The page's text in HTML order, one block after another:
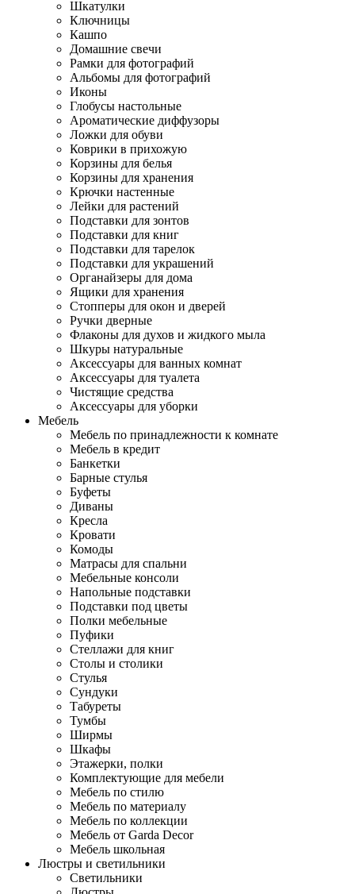
Шкатулки
Ключницы
Кашпо
Домашние свечи
Рамки для фотографий
Альбомы для фотографий
Иконы
Глобусы настольные
Ароматические диффузоры
Ложки для обуви
Коврики в прихожую
Корзины для белья
Корзины для хранения
Крючки настенные
Лейки для растений
Подставки для зонтов
Подставки для книг
Подставки для тарелок
Подставки для украшений
Органайзеры для дома
Ящики для хранения
Стопперы для окон и дверей
Ручки дверные
Флаконы для духов и жидкого мыла
Шкуры натуральные
Аксессуары для ванных комнат
Аксессуары для туалета
Чистящие средства
Аксессуары для уборки
Мебель
Мебель по принадлежности к комнате
Мебель в кредит
Банкетки
Барные стулья
Буфеты
Диваны
Кресла
Кровати
Комоды
Матрасы для спальни
Мебельные консоли
Напольные подставки
Подставки под цветы
Полки мебельные
Пуфики
Стеллажи для книг
Столы и столики
Стулья
Сундуки
Табуреты
Тумбы
Ширмы
Шкафы
Этажерки, полки
Комплектующие для мебели
Мебель по стилю
Мебель по материалу
Мебель по коллекции
Мебель от Garda Decor
Мебель школьная
Люстры и светильники
Светильники